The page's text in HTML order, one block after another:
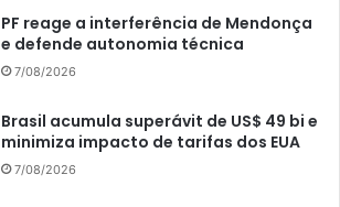
PF reage a interferência de Mendonça
e defende autonomia técnica
7/08/2026
Brasil acumula superávit de US$ 49 bi e
minimiza impacto de tarifas dos EUA
7/08/2026